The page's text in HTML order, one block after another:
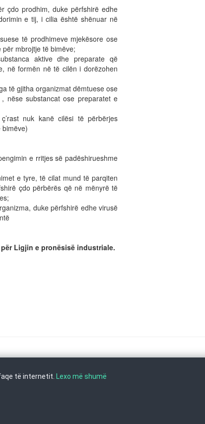
çdo prodhim, duke përfshirë edhe
e tij, i cilia është shënuar në
të prodhimeve mjekësore ose
mbrojtje të bimëve;
aktive dhe preparate që
në formën në të cilën i dorëzohen
të gjitha organizmat dëmtuese ose
nëse substancat ose preparatet e
nuk kanë cilësi të përbërjes
bimëve)
e rritjes së padëshirueshme
e tyre, të cilat mund të parqiten
çdo përbërës që në mënyrë të
duke përfshirë edhe virusë
Ligjin e pronësisë industriale.
149 |
të internetit. Lexo më shumë